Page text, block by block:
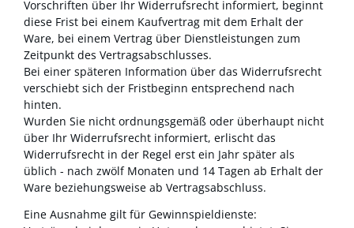
Vorschriften über Ihr Widerrufsrecht informiert, beginnt
diese Frist bei einem Kaufvertrag mit dem Erhalt der
Ware, bei einem Vertrag über Dienstleistungen zum
Zeitpunkt des Vertragsabschlusses.
Bei einer späteren Information über das Widerrufsrecht
verschiebt sich der Fristbeginn entsprechend nach
hinten.
Wurden Sie nicht ordnungsgemäß oder überhaupt nicht
über Ihr Widerrufsrecht informiert, erlischt das
Widerrufsrecht in der Regel erst ein Jahr später als
üblich - nach zwölf Monaten und 14 Tagen ab Erhalt der
Ware beziehungsweise ab Vertragsabschluss.
Eine Ausnahme gilt für Gewinnspieldienste: